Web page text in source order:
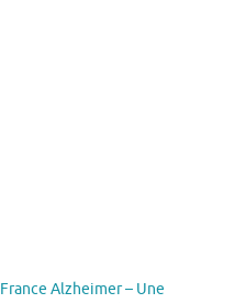
France Alzheimer – Une